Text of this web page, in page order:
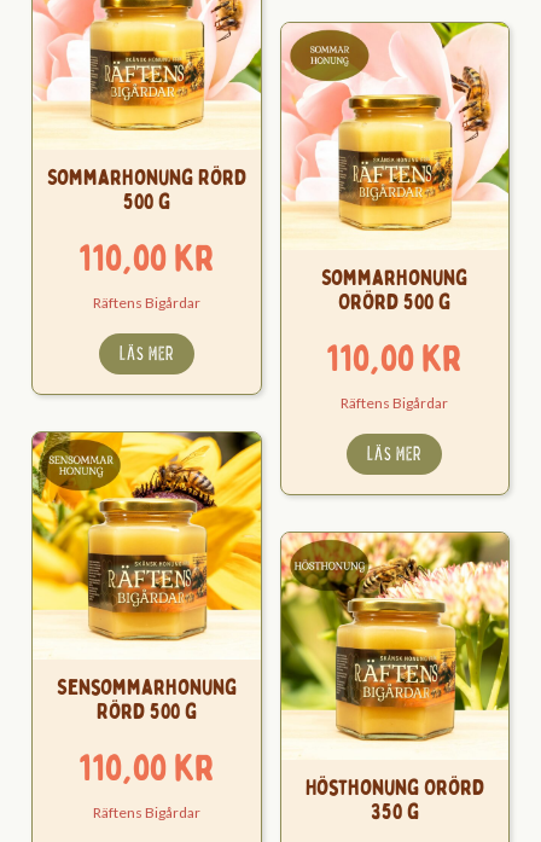
Sommarhonung Rörd
500 g
110,00kr
Räftens Bigårdar
LÄS MER
Sommarhonung
Orörd 500 g
110,00kr
Räftens Bigårdar
LÄS MER
Sensommarhonung
Rörd 500 g
110,00kr
Räftens Bigårdar
Hösthonung Orörd
350 g